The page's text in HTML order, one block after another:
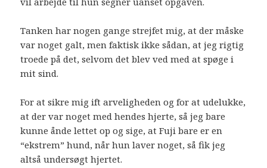
Tanken har nogen gange strejfet mig, at der måske
var noget galt, men faktisk ikke sådan, at jeg rigtig
troede på det, selvom det blev ved med at spøge i
mit sind.
For at sikre mig ift arveligheden og for at udelukke,
at der var noget med hendes hjerte, så jeg bare
kunne ånde lettet op og sige, at Fuji bare er en
“ekstrem” hund, når hun laver noget, så fik jeg
altså undersøgt hjertet.